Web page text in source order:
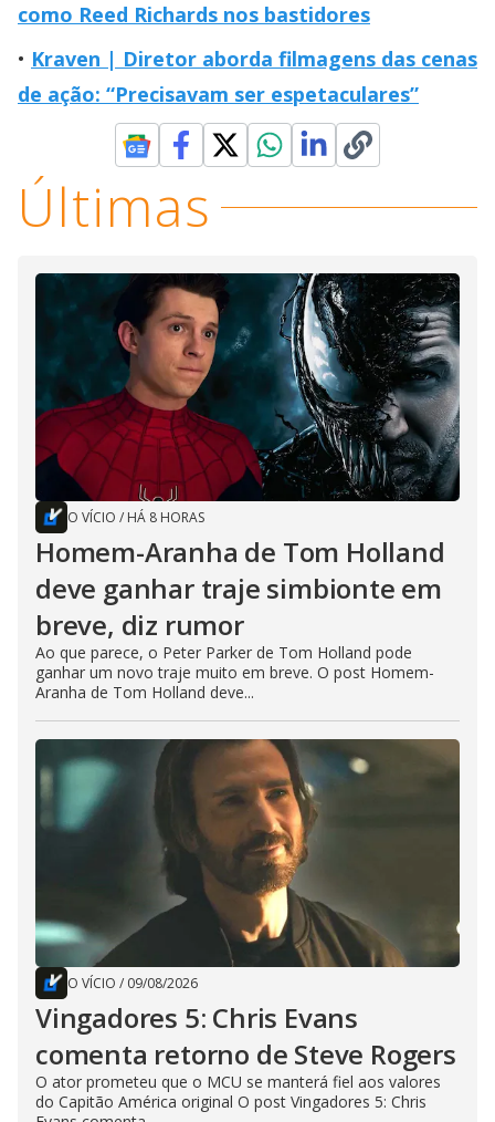
como Reed Richards nos bastidores
Kraven | Diretor aborda filmagens das cenas
de ação: “Precisavam ser espetaculares”
Últimas
O VÍCIO / HÁ 8 HORAS
Homem-Aranha de Tom Holland
deve ganhar traje simbionte em
breve, diz rumor
Ao que parece, o Peter Parker de Tom Holland pode
ganhar um novo traje muito em breve. O post Homem-
Aranha de Tom Holland deve...
O VÍCIO / 09/08/2026
Vingadores 5: Chris Evans
comenta retorno de Steve Rogers
O ator prometeu que o MCU se manterá fiel aos valores
do Capitão América original O post Vingadores 5: Chris